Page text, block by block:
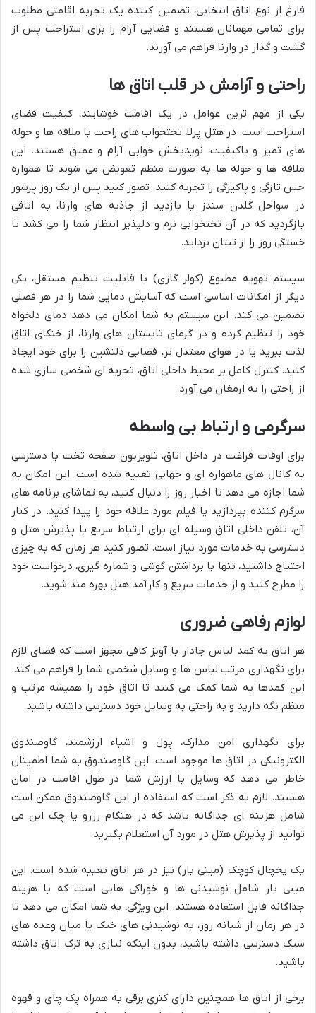
فارغ از نوع اتاق انتخابی، تضمین کننده یک تجربه اقامتی مطلوب
برای تمامی مهمانان هستند و فضایی آرام را برای استراحت پس از
گشت و گذار در وارنا فراهم می آورند.
راحتی و آرامش در قلب اتاق ها
یکی از مهم ترین عوامل در یک اقامت خوشایند، کیفیت فضای
استراحت است. در هتل پرلا، تختخواب های راحت با ملافه ها و حوله
های تمیز و باکیفیت، نویدبخش خوابی آرام و عمیق هستند. این
ملافه ها و حوله ها به صورت منظم تعویض می شوند تا همواره
حس تازگی و پاکیزگی را تجربه کنید. تصور کنید پس از یک روز پرشور
در سواحل گلدن سندز یا بازدید از جاذبه های وارنا، به اتاقی
بازگردید که در آن تختخوابی نرم و دلپذیر انتظار شما را می کشد تا
خستگی روز را از تنتان بزداید.
سیستم تهویه مطبوع (کولر گازی) با قابلیت تنظیم مستقل، یکی
دیگر از امکانات اساسی است که آسایش دمایی شما را در هر فصلی
تضمین می کند. این سیستم به شما امکان می دهد دمای دلخواه
خود را تنظیم کرده و در گرمای تابستان های وارنا، از خنکای اتاق
لذت ببرید یا در هوای معتدل تر، فضایی دلنشین را برای خود ایجاد
کنید. کنترل کامل بر محیط داخلی اتاق، تجربه ای شخصی سازی شده
از راحتی را به ارمغان می آورد.
سرگرمی و ارتباط بی واسطه
برای اوقات فراغت در داخل اتاق، تلویزیون صفحه تخت با دسترسی
به کانال های ماهواره ای و جهانی تعبیه شده است. این امکان به
شما اجازه می دهد تا اخبار روز را دنبال کنید، به تماشای برنامه های
سرگرم کننده بپردازید یا فیلم مورد علاقه خود را پیدا کنید. در کنار
آن، تلفن داخلی اتاق وسیله ای برای ارتباط سریع با پذیرش هتل و
دسترسی به خدمات مورد نیاز است. تصور کنید هر زمان که به چیزی
احتیاج داشتید، تنها با برداشتن گوشی و شماره گیری، درخواست خود
را مطرح کنید و از خدمات سریع و کارآمد هتل بهره مند شوید.
لوازم رفاهی ضروری
هر اتاق به کمد لباس جادار با آویز کافی مجهز است که فضای لازم
برای نگهداری مرتب لباس ها و وسایل شخصی شما را فراهم می کند.
این کمدها به شما کمک می کنند تا اتاق خود را همیشه مرتب و
منظم نگه دارید و به راحتی به وسایل خود دسترسی داشته باشید.
برای نگهداری امن مدارک، پول و اشیاء ارزشمند، گاوصندوق
الکترونیکی در اتاق ها موجود است. این گاوصندوق به شما اطمینان
خاطر می دهد که وسایل با ارزش شما در طول اقامت در امان
هستند. لازم به ذکر است که استفاده از این گاوصندوق ممکن است
شامل هزینه ای جداگانه باشد که در هنگام رزرو یا چک این می
توانید از پذیرش هتل در مورد آن استعلام بگیرید.
یک یخچال کوچک (مینی بار) نیز در هر اتاق تعبیه شده است. این
مینی بار شامل نوشیدنی ها و خوراکی هایی است که با هزینه
جداگانه قابل استفاده هستند. این ویژگی، به شما امکان می دهد تا
در هر زمان از شبانه روز، به نوشیدنی های خنک یا میان وعده های
سبک دسترسی داشته باشید، بدون اینکه نیازی به ترک اتاق داشته
باشید.
برخی از اتاق ها همچنین دارای کتری برقی به همراه پک چای و قهوه